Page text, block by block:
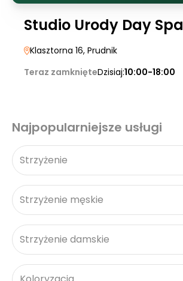
Studio Urody Day Spa
Klasztorna 16, Prudnik
Teraz zamknięteDzisiaj:10:00-18:00
Najpopularniejsze usługi
Strzyżenie
Strzyżenie męskie
Strzyżenie damskie